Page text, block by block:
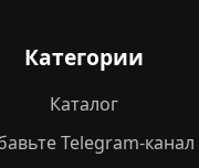
Категории
Каталог
Telegram-канал